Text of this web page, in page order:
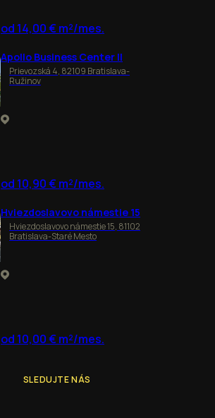
od 14,00 € m²/mes.
Apollo Business Center II
Prievozská 4, 82109 Bratislava-
Ružinov
od 10,90 € m²/mes.
Hviezdoslavovo námestie 15
Hviezdoslavovo námestie 15, 81102
Bratislava-Staré Mesto
od 10,00 € m²/mes.
SLEDUJTE NÁS